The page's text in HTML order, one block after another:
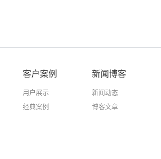
客户案例
用户展示
经典案例
新闻博客
新闻动态
博客文章